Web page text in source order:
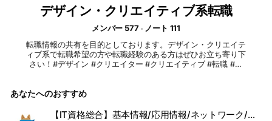
デザイン・クリエイティブ系転職
メンバー 577
ノート 111
転職情報の共有を目的としております。デザイン・クリエイテ
ィブ系で転職希望の方や転職経験のある方はぜひお立ち寄り下
さい！#デザイン #クリエイター #クリエイティブ #転職 #退
あなたへのおすすめ
【IT資格総合】基本情報/応用情報/ネットワーク/インフラ/セキュリティ/クラウド/ITパスポート